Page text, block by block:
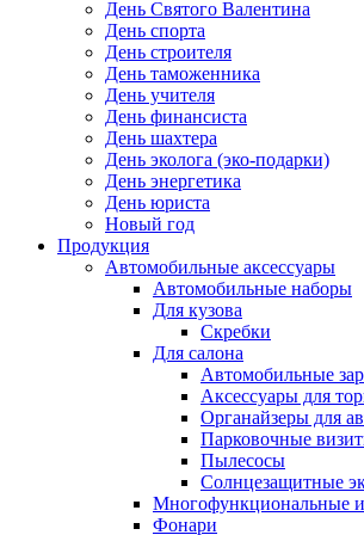
День Святого Валентина
День спорта
День строителя
День таможенника
День учителя
День финансиста
День шахтера
День эколога (эко-подарки)
День энергетика
День юриста
Новый год
Продукция
Автомобильные аксессуары
Автомобильные наборы
Для кузова
Скребки
Для салона
Автомобильные
Аксессуары для
Органайзеры для
Парковочные
Пылесосы
Солнцезащитные
Многофункциональные
Фонари